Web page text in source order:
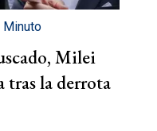
Minuto
Milei
tras la derrota